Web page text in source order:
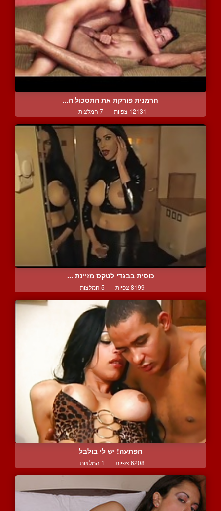
חרמנית פורקת את התסכול ה...
12131 צפיות | 7 המלצות
כוסית בבגדי לטקס מזיינת ...
8199 צפיות | 5 המלצות
הפתעה! יש לי בולבל
6208 צפיות | 1 המלצות